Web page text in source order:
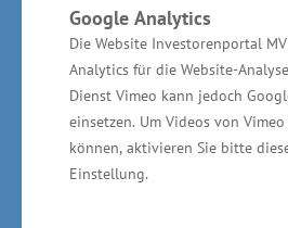
Google Analytics
Die Website Investorenportal
Analytics für die Website-
Dienst Vimeo kann jedoch
einsetzen. Um Videos von
können, aktivieren Sie bitte
Einstellung.
Euro für 87
Bei der Verteilung der
Forschung, Entwicklung
Prozent der Mittel in die
Medizintechnik geflossen.
der Maschinenbau beteiligt,
in den Bereich der Mobilität